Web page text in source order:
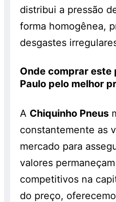
distribui a pressão
forma homogênea,
desgastes
Onde comprar este
Paulo pelo melhor
A Chiquinho Pneus
constantemente as
mercado para
valores
competitivos na
do preço,